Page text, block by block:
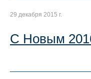
29 декабря 2015 г.
С Новым